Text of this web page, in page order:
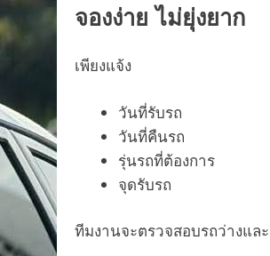
จองง่าย ไม่ยุ่งยาก
เพียงแจ้ง
วันที่รับรถ
วันที่คืนรถ
รุ่นรถที่ต้องการ
จุดรับรถ
ทีมงานจะตรวจสอบรถว่างแล